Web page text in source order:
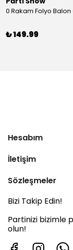
₺ 149.99
Hesabım
İletişim
Sözleşmeler
Bizi Takip Edin!
Partinizi bizimle
olun!